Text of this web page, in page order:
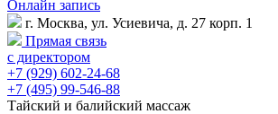
Онлайн запись
г. Москва, ул. Усиевича, д. 27 корп. 1
Прямая связь
с директором
+7 (929) 602-24-68
+7 (495) 99-546-88
Тайский и балийский массаж